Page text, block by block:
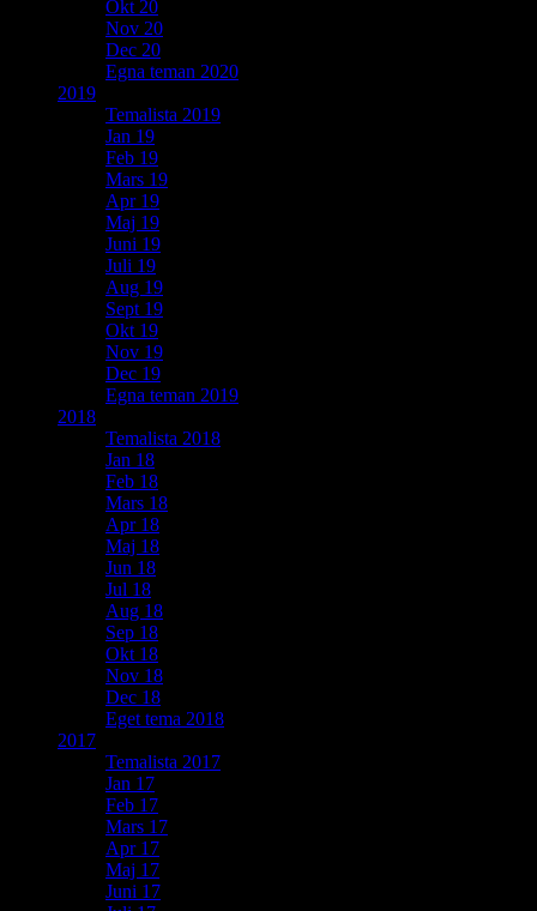
Okt 20
Nov 20
Dec 20
Egna teman 2020
2019
Temalista 2019
Jan 19
Feb 19
Mars 19
Apr 19
Maj 19
Juni 19
Juli 19
Aug 19
Sept 19
Okt 19
Nov 19
Dec 19
Egna teman 2019
2018
Temalista 2018
Jan 18
Feb 18
Mars 18
Apr 18
Maj 18
Jun 18
Jul 18
Aug 18
Sep 18
Okt 18
Nov 18
Dec 18
Eget tema 2018
2017
Temalista 2017
Jan 17
Feb 17
Mars 17
Apr 17
Maj 17
Juni 17